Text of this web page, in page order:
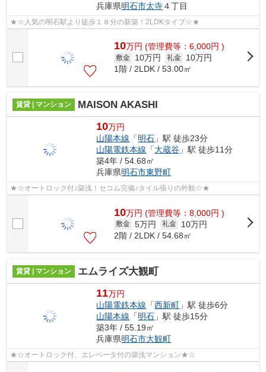
兵庫県明石市太寺４丁目
★☆人気の明石駅より徒歩１８分の新築！2LDKタイプ☆★
10万円 (管理費等：6,000円 )
敷金 10万円 礼金
10万円
1階 / 2LDK / 53.00㎡
賃貸 | マンション MAISON AKASHI
10万円
山陽本線 「明石 」駅 徒歩23分
山陽電鉄本線 「大蔵谷 」駅 徒歩11分
築4年 / 54.68㎡
兵庫県明石市東野町
★☆オートロック付♪築浅！セコム完備♪タイル張りの外観☆★
10万円 (管理費等：8,000円 )
敷金 5万円 礼金
10万円
2階 / 2LDK / 54.68㎡
賃貸 | マンション エムライズ大観町
11万円
山陽電鉄本線 「西新町 」駅 徒歩6分
山陽本線 「明石 」駅 徒歩15分
築3年 / 55.19㎡
兵庫県明石市大観町
★☆オートロック付、エレベータ付の築浅マンション★☆